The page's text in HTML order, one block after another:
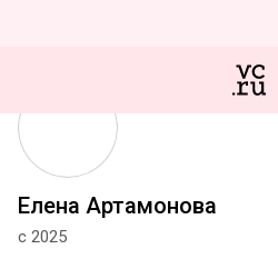
Елена Артамонова
с 2025